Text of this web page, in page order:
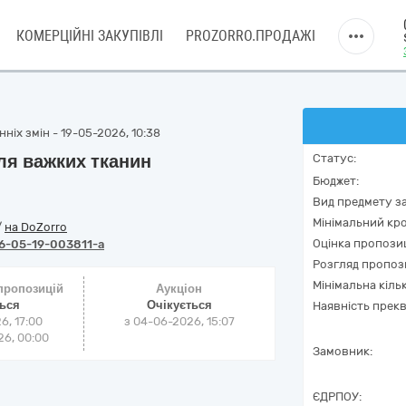
КОМЕРЦІЙНІ ЗАКУПІВЛІ PROZORRO.ПРОДАЖІ
змін - 19-05-2026, 10:38
важких тканин
на DoZorro
05-19-003811-a
17:00
00:00
Аукціон
Очікується
з 04-06-2026, 15:07
Статус:
Бюджет:
Вид предмету
Мінімальний
Оцінка
Розгляд
Мінімальна
Наявність
Замовник:
ЄДРПОУ: